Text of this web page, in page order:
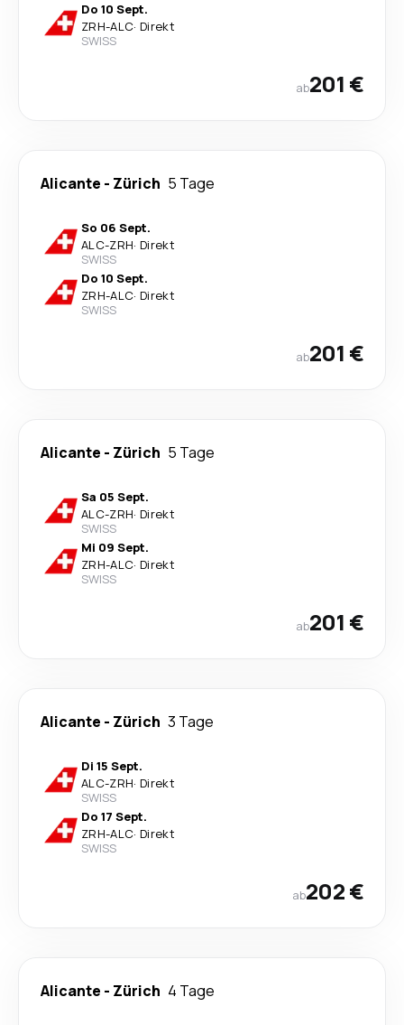
Do 10 Sept.
ZRH-ALC· Direkt
SWISS
ab201 €
Alicante - Zürich 5 Tage
So 06 Sept.
ALC-ZRH· Direkt
SWISS
Do 10 Sept.
ZRH-ALC· Direkt
SWISS
ab201 €
Alicante - Zürich 5 Tage
Sa 05 Sept.
ALC-ZRH· Direkt
SWISS
Mi 09 Sept.
ZRH-ALC· Direkt
SWISS
ab201 €
Alicante - Zürich 3 Tage
Di 15 Sept.
ALC-ZRH· Direkt
SWISS
Do 17 Sept.
ZRH-ALC· Direkt
SWISS
ab202 €
Alicante - Zürich 4 Tage